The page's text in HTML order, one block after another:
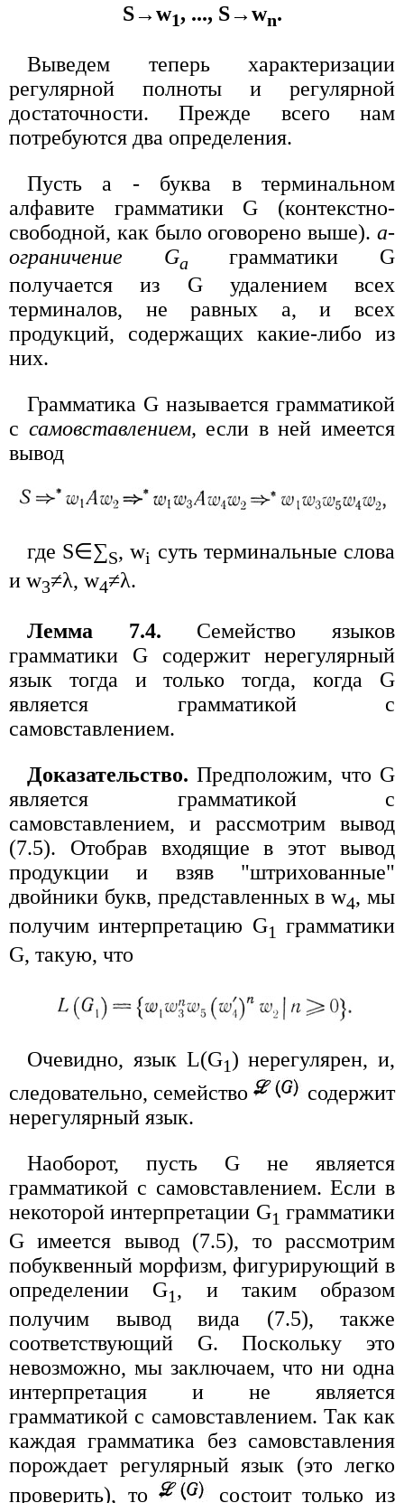
S→w1, ..., S→wn.
Выведем теперь характеризации
регулярной полноты и регулярной
достаточности. Прежде всего нам
потребуются два определения.
Пусть a - буква в терминальном
алфавите грамматики G (контекстно-
свободной, как было оговорено выше). a-
ограничение Gaграмматики G
получается из G удалением всех
терминалов, не равных а, и всех
продукций, содержащих какие-либо из
них.
Грамматика G называется грамматикой
с самовставлением, если в ней имеется
вывод
где S∈∑S, wi суть терминальные слова
и w3≠λ, w4≠λ.
Лемма 7.4. Семейство языков
грамматики G содержит нерегулярный
язык тогда и только тогда, когда G
является грамматикой с
самовставлением.
Доказательство. Предположим, что G
является грамматикой с
самовставлением, и рассмотрим вывод
(7.5). Отобрав входящие в этот вывод
продукции и взяв "штрихованные"
двойники букв, представленных в w4, мы
получим интерпретацию G1 грамматики
G, такую, что
Очевидно, язык L(G1) нерегулярен, и,
следовательно, семейство
содержит
нерегулярный язык.
Наоборот, пусть G не является
грамматикой с самовставлением. Если в
некоторой интерпретации G1 грамматики
G имеется вывод (7.5), то рассмотрим
побуквенный морфизм, фигурирующий в
определении G1, и таким образом
получим вывод вида (7.5), также
соответствующий G. Поскольку это
невозможно, мы заключаем, что ни одна
интерпретация и не является
грамматикой с самовставлением. Так как
каждая грамматика без самовставления
порождает регулярный язык (это легко
проверить), то
состоит только из